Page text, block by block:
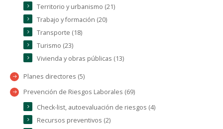
Territorio y urbanismo (21)
Trabajo y formación (20)
Transporte (18)
Turismo (23)
Vivienda y obras públicas (13)
Planes directores (5)
Prevención de Riesgos Laborales (69)
Check-list, autoevaluación de riesgos (4)
Recursos preventivos (2)